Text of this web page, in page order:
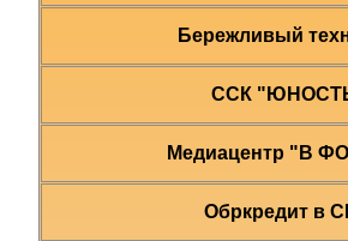
Бережливый
ССК
Медиацентр "В
Обркредит в